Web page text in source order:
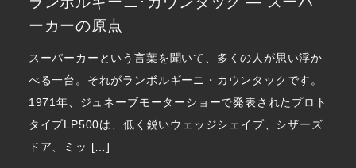
ーカーの原点
スーパーカーという言葉を聞いて、多くの人が思い浮か
べる一台。それがランボルギーニ・カウンタックです。
1971年、ジュネーブモーターショーで発表されたプロト
タイプLP500は、低く鋭いウェッジシェイプ、シザーズ
ドア、ミッ […]